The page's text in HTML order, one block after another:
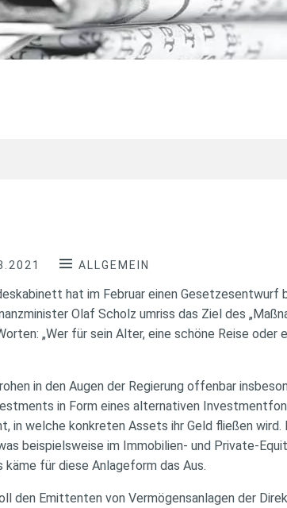
ALLGEMEIN
hat im Februar einen
Olaf Scholz umriss das Ziel des
„Wer für sein Alter, eine schöne Reise
in den Augen der Regierung offenbar
in Form eines alternativen
in welche konkreten Assets ihr Geld fließen
beispielsweise im Immobilien- und Private-
käme für diese Anlageform das Aus.
den Emittenten von Vermögensanlagen der